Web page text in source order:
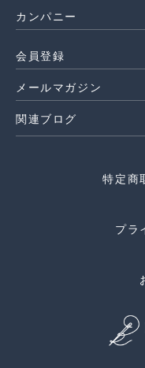
カンパニー
会員登録
メールマガジン
関連ブログ
特定商
プラ